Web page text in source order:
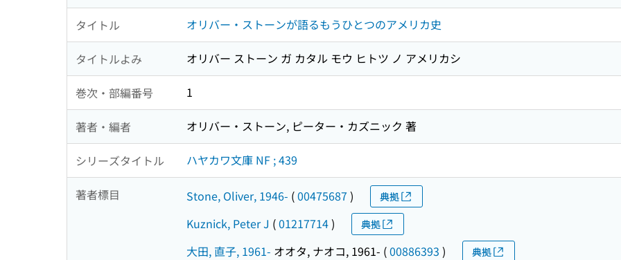
タイトル オリバー・ストーンが語るもうひとつのアメリカ史
タイトルよみ オリバー ストーン ガ カタル モウ ヒトツ ノ アメリカシ
巻次・部編番号 1
著者・編者 オリバー・ストーン, ピーター・カズニック 著
シリーズタイトル ハヤカワ文庫 NF ; 439
著者標目 Stone, Oliver, 1946- (00475687 ) 典拠
Kuznick, Peter J (01217714) 典拠
大田, 直子, 1961- オオタ, ナオコ, 1961- (00886393 ) 典拠